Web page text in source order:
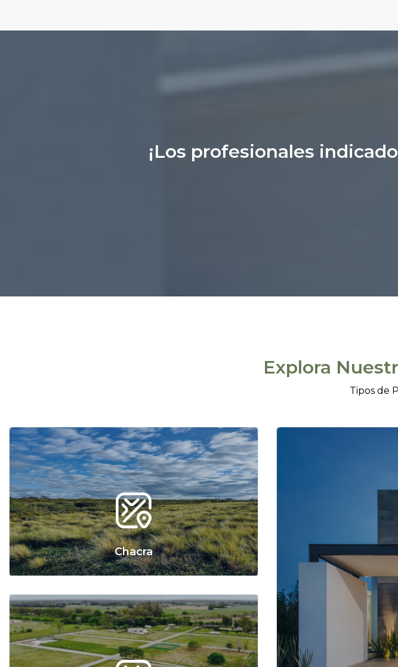
¡Los profesionales
Explora
Tipos de
Chacra